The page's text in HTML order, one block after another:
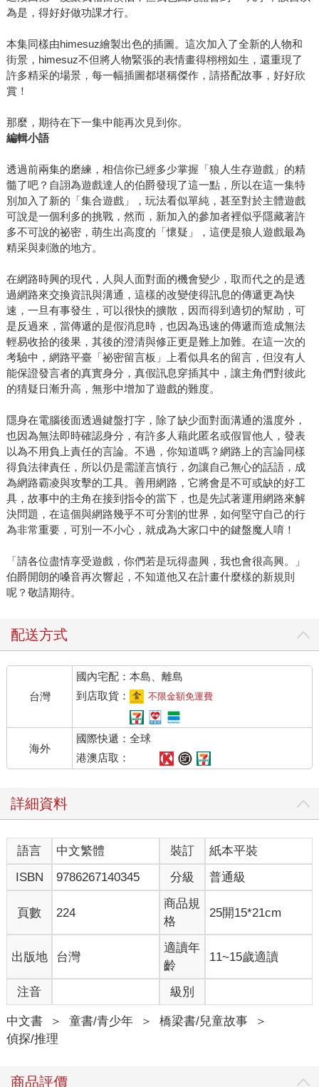
為是，得好好做功課才行。
本集同樣由himesuz繪製出色的插圖。這次加入了全新的人物和
街景，himesuz不但將人物緊張的表情畫得栩栩如生，還重現了
許多精采的場景，每一幅插圖都堪稱傑作，請搭配故事，好好欣
賞！
那麼，期待在下一集中能再次見到你。
編輯小語
透過前兩集的磨練，相信你已經多少掌握「狼人生存遊戲」的精
髓了吧？自詡為遊戲達人的伯爵發現了這一點，所以在這一集特
別加入了新的「集合遊戲」，玩法看似單純，甚至對於主體遊戲
可說是一個利多的挑戰，然而，新加入的參加者裡似乎隱藏著許
多不可說的祕密，萌生出高度的「懷疑」，這便是狼人遊戲最為
精采與刺激的地方。
在網路時興的現代，人與人面對面的機會變少，取而代之的是透
過網路來交換資訊與溝通，這樣的改變使得訊息的傳遞更為快
速，一旦有事發生，可以很快的擴散，因而得到適切的幫助，可
是反過來，當傳遞的是假消息時，也因為迅速的傳遞而造成無法
輕易收拾的後果，其後的澄清與修正更是難上加難。在這一次的
考驗中，網路平臺「祕密留言板」上看似具名的留言，但沒有人
能保證發言者的真實身分，真假訊息穿插其中，讓主角們對彼此
的猜疑日漸升高，無形中增加了遊戲的難度。
隱身在電腦後面透過鍵盤打字，除了缺少面對面溝通的溫度外，
也因為無法即時確認身分，有許多人藉此匿名或假冒他人，發表
以為不用負上責任的言論。不過，你知道嗎？網路上的言論同樣
得負法律責任，所以仍是需謹言慎行，勿讓自己無心的話語，成
為網路霸凌與攻擊的工具。善用網路，它將會是不可或缺的好工
具，故事中的主角在接到指令的當下，也是先試著運用網路來解
決問題，在這個與網路幾乎不可分割的世界，如何堅守自己的行
為非常重要，可別一不小心，就成為大家口中的鍵盤魔人唷！
「請各位盡情享受遊戲，你們若是玩得盡興，我也會很高興。」
伯爵開朗的嗓音再次響起，不知道他又在計畫什麼樣的新規則
呢？敬請期待。
配送方式
台灣
國內宅配：本島、離島
到店取貨：
不限金額免運費
海外
國際快遞：全球
港澳店取：
詳細資料
語言 中文繁體 裝訂
紙本平裝
ISBN
9786267140345 分級 普通級
頁數 224
商品規
格
25開15*21cm
出版地 台灣
適讀年
齡
11~15歲適讀
注音 級別
中文書 ＞ 童書/青少年 ＞ 橋梁書/兒童故事
＞
偵探/推理
商品評價